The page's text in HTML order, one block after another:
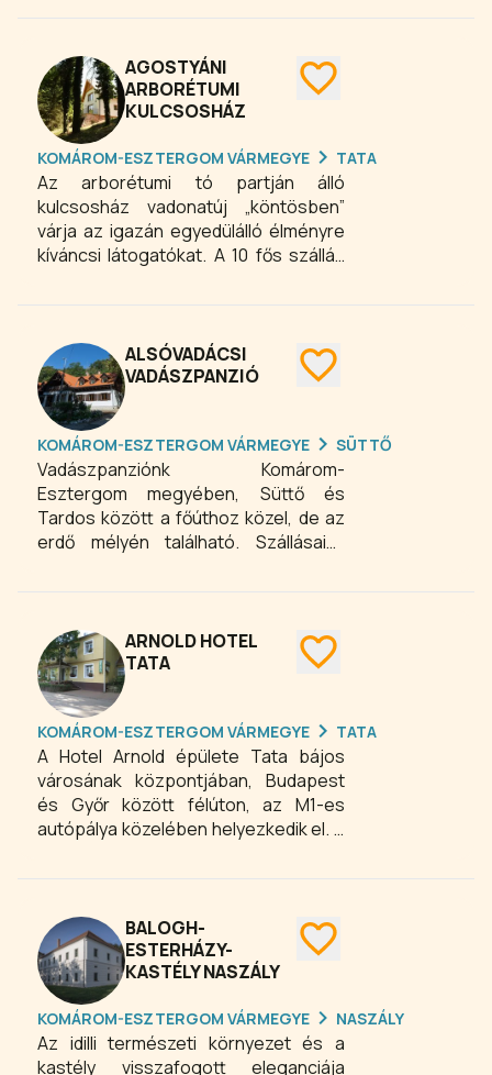
védettség alatt álló épület az
Fellner Jakab tervei alapján épült 1766
és 1769 között, és 1770 óta a város
vendéglátásának meghatározó
helyszíne. A történelmi hangulatot ma
modern szolgáltatások, elegáns terek
és magas színvonalú vendéglátás
egészítik ki.
AGOSTYÁNI
ARBORÉTUMI
KULCSOSHÁZ
KOMÁROM-ESZTERGOM VÁRMEGYE TATA
Az arborétumi tó partján álló
kulcsosház vadonatúj „köntösben”
várja az igazán egyedülálló élményre
kíváncsi látogatókat. A 10 fős szállás
kisebb nyugdíjas- vagy
társaságoknak arra, hogy a
Gerecsében, nyugodt környezetben,
összkomfortos szálláshelyen
tölthessék el szabadidejüket.
ALSÓVADÁCSI
VADÁSZPANZIÓ
KOMÁROM-ESZTERGOM VÁRMEGYE SÜTTŐ
Vadászpanziónk Komárom-
Esztergom megyében, Süttő és
Tardos között a főúthoz közel, de az
erdő mélyén található. Szállásaink
kikapcsolódást kedvelő vendégeket.
évszakban rengeteg felfedezni valót
rejtenek. Élményt nyújt a
kerekesszékkel is bejárható
lombkorona ösvény, de a látogatók
megcsodálhatják a közeli, felhagyott
bányák geológiai tanösvényeit is.
ARNOLD HOTEL
TATA
KOMÁROM-ESZTERGOM VÁRMEGYE TATA
A Hotel Arnold épülete Tata bájos
városának központjában, Budapest
és Győr között félúton, az M1-es
autópálya közelében helyezkedik el. A
Öreg-tó környezetében található
átutazók, valamint a térség
felfedezését tervezők és a
környéken üzleti ügyeket intézők
számára is.
BALOGH-
ESTERHÁZY-
KASTÉLY NASZÁLY
KOMÁROM-ESZTERGOM VÁRMEGYE NASZÁLY
Az idilli természeti környezet és a
kastély visszafogott eleganciája